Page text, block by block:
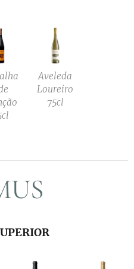
Aveleda
Loureiro
75cl